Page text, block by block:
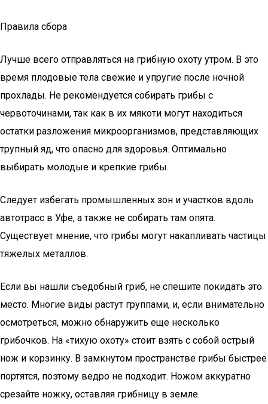
Правила сбора
Лучше всего отправляться на грибную охоту утром. В это
время плодовые тела свежие и упругие после ночной
прохлады. Не рекомендуется собирать грибы с
червоточинами, так как в их мякоти могут находиться
остатки разложения микроорганизмов, представляющих
трупный яд, что опасно для здоровья. Оптимально
выбирать молодые и крепкие грибы.
Следует избегать промышленных зон и участков вдоль
автотрасс в Уфе, а также не собирать там опята.
Существует мнение, что грибы могут накапливать частицы
тяжелых металлов.
Если вы нашли съедобный гриб, не спешите покидать это
место. Многие виды растут группами, и, если внимательно
осмотреться, можно обнаружить еще несколько
грибочков. На «тихую охоту» стоит взять с собой острый
нож и корзинку. В замкнутом пространстве грибы быстрее
портятся, поэтому ведро не подходит. Ножом аккуратно
срезайте ножку, оставляя грибницу в земле.